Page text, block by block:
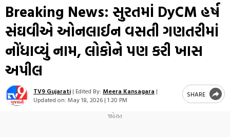
Breaking News: સુરતમાં DyCM હર્ષ
સંઘવીએ ઓનલાઈન વસતી ગણતરીમાં
નોંધાવ્યું નામ, લોકોને પણ કરી ખાસ
અપીલ
TV9 Gujarati | Edited By: Meera Kansagara |
Updated on: May 18, 2026 | 1:20 PM
SHARE